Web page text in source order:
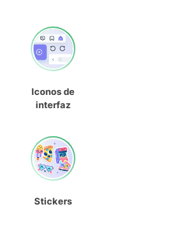
Iconos de
interfaz
Stickers